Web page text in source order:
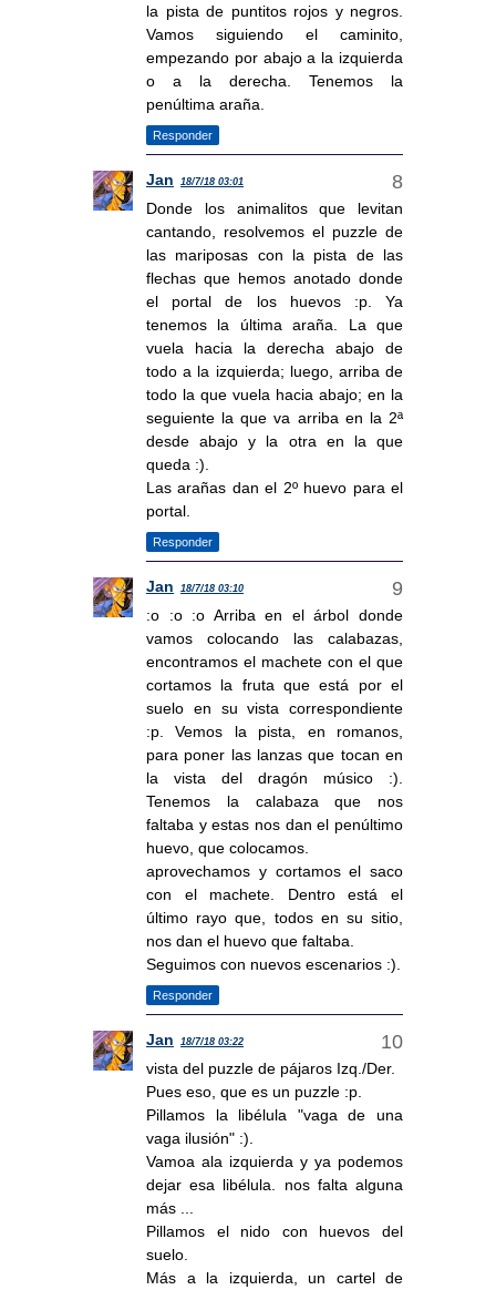
la pista de puntitos rojos y negros.
Vamos siguiendo el caminito,
empezando por abajo a la izquierda
o a la derecha. Tenemos la
penúltima araña.
Responder
Jan 18/7/18 03:01
Donde los animalitos que levitan
cantando, resolvemos el puzzle de
las mariposas con la pista de las
flechas que hemos anotado donde
el portal de los huevos :p. Ya
tenemos la última araña. La que
vuela hacia la derecha abajo de
todo a la izquierda; luego, arriba de
todo la que vuela hacia abajo; en la
seguiente la que va arriba en la 2ª
desde abajo y la otra en la que
queda :).
Las arañas dan el 2º huevo para el
portal.
Responder
Jan 18/7/18 03:10
:o :o :o Arriba en el árbol donde
vamos colocando las calabazas,
encontramos el machete con el que
cortamos la fruta que está por el
suelo en su vista correspondiente
:p. Vemos la pista, en romanos,
para poner las lanzas que tocan en
la vista del dragón músico :).
Tenemos la calabaza que nos
faltaba y estas nos dan el penúltimo
huevo, que colocamos.
aprovechamos y cortamos el saco
con el machete. Dentro está el
último rayo que, todos en su sitio,
nos dan el huevo que faltaba.
Seguimos con nuevos escenarios :).
Responder
Jan 18/7/18 03:22
vista del puzzle de pájaros Izq./Der.
Pues eso, que es un puzzle :p.
Pillamos la libélula "vaga de una
vaga ilusión" :).
Vamoa ala izquierda y ya podemos
dejar esa libélula. nos falta alguna
más ...
Pillamos el nido con huevos del
suelo.
Más a la izquierda, un cartel de